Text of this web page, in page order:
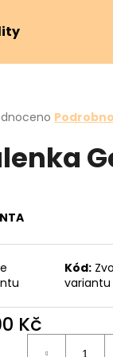
Kód:
variantu
Kč